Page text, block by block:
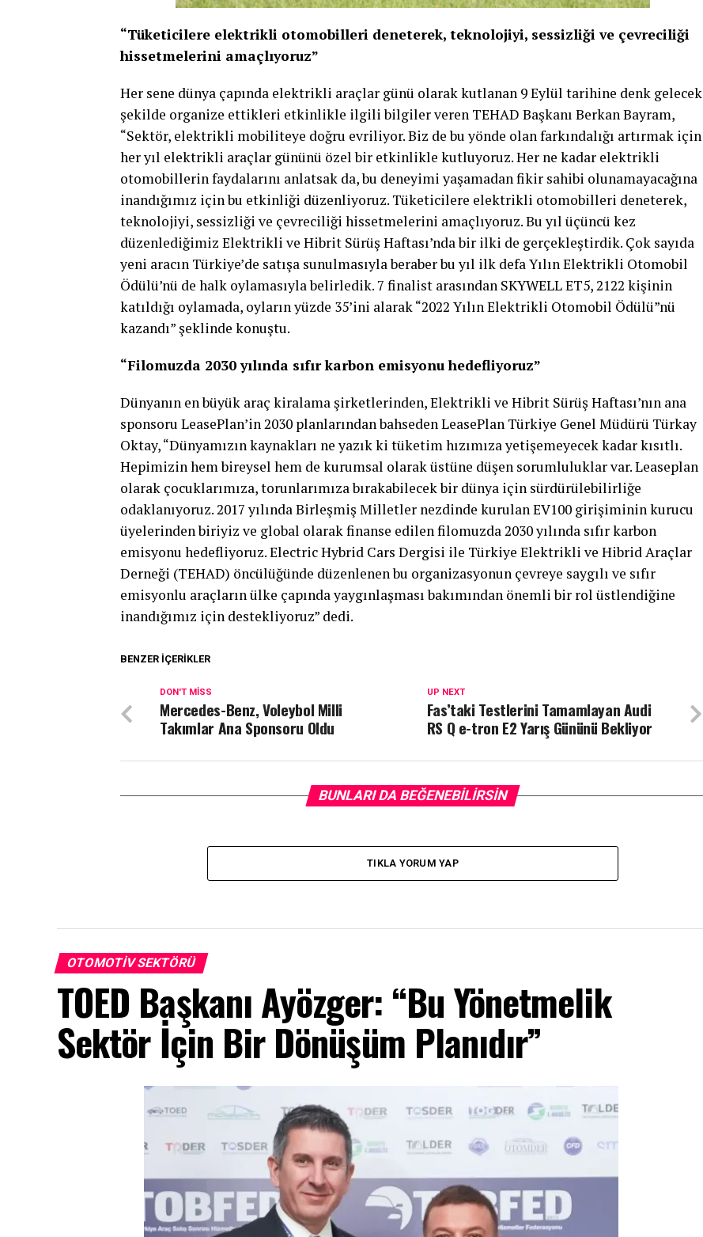
“Tüketicilere elektrikli otomobilleri deneterek, teknolojiyi, sessizliği ve çevreciliği
hissetmelerini amaçlıyoruz”
Her sene dünya çapında elektrikli araçlar günü olarak kutlanan 9 Eylül tarihine denk gelecek
şekilde organize ettikleri etkinlikle ilgili bilgiler veren TEHAD Başkanı Berkan Bayram,
“Sektör, elektrikli mobiliteye doğru evriliyor. Biz de bu yönde olan farkındalığı artırmak için
her yıl elektrikli araçlar gününü özel bir etkinlikle kutluyoruz. Her ne kadar elektrikli
otomobillerin faydalarını anlatsak da, bu deneyimi yaşamadan fikir sahibi olunamayacağına
inandığımız için bu etkinliği düzenliyoruz. Tüketicilere elektrikli otomobilleri deneterek,
teknolojiyi, sessizliği ve çevreciliği hissetmelerini amaçlıyoruz. Bu yıl üçüncü kez
düzenlediğimiz Elektrikli ve Hibrit Sürüş Haftası’nda bir ilki de gerçekleştirdik. Çok sayıda
yeni aracın Türkiye’de satışa sunulmasıyla beraber bu yıl ilk defa Yılın Elektrikli Otomobil
Ödülü’nü de halk oylamasıyla belirledik. 7 finalist arasından SKYWELL ET5, 2122 kişinin
katıldığı oylamada, oyların yüzde 35’ini alarak “2022 Yılın Elektrikli Otomobil Ödülü”nü
kazandı” şeklinde konuştu.
“Filomuzda 2030 yılında sıfır karbon emisyonu hedefliyoruz”
Dünyanın en büyük araç kiralama şirketlerinden, Elektrikli ve Hibrit Sürüş Haftası’nın ana
sponsoru LeasePlan’in 2030 planlarından bahseden LeasePlan Türkiye Genel Müdürü Türkay
Oktay, “Dünyamızın kaynakları ne yazık ki tüketim hızımıza yetişemeyecek kadar kısıtlı.
Hepimizin hem bireysel hem de kurumsal olarak üstüne düşen sorumluluklar var. Leaseplan
olarak çocuklarımıza, torunlarımıza bırakabilecek bir dünya için sürdürülebilirliğe
odaklanıyoruz. 2017 yılında Birleşmiş Milletler nezdinde kurulan EV100 girişiminin kurucu
üyelerinden biriyiz ve global olarak finanse edilen filomuzda 2030 yılında sıfır karbon
emisyonu hedefliyoruz. Electric Hybrid Cars Dergisi ile Türkiye Elektrikli ve Hibrid Araçlar
Derneği (TEHAD) öncülüğünde düzenlenen bu organizasyonun çevreye saygılı ve sıfır
emisyonlu araçların ülke çapında yaygınlaşması bakımından önemli bir rol üstlendiğine
inandığımız için destekliyoruz” dedi.
BENZER İÇERIKLER
UP NEXT
Fas’taki Testlerini Tamamlayan Audi
RS Q e-tron E2 Yarış Gününü Bekliyor
DON'T MISS
Mercedes-Benz, Voleybol Milli
Takımlar Ana Sponsoru Oldu
BUNLARI DA BEĞENEBILIRSIN
TIKLA YORUM YAP
OTOMOTIV SEKTÖRÜ
TOED Başkanı Ayözger: “Bu Yönetmelik
Sektör İçin Bir Dönüşüm Planıdır”